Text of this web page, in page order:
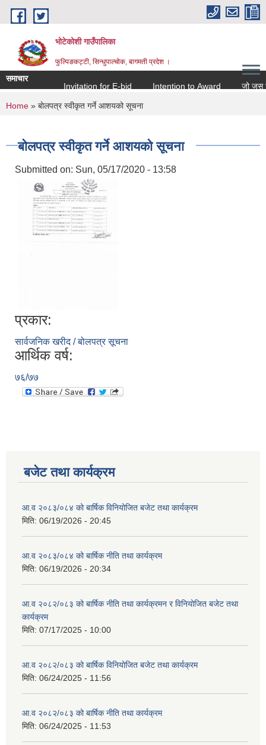
Skip to main content
भोटेकोशी गाउँपालिका
फुल्पिङकट्टी, सिन्धुपाल्चोक, बागमती प्रदेश ।
समाचार
Invitation for E-bid
Intention to Award जो जस संग
You are here
Home » बाेलपत्र स्वीकृत गर्ने आशयको सूचना
बाेलपत्र स्वीकृत गर्ने आशयको सूचना
Submitted on: Sun, 05/17/2020 - 13:58
प्रकार:
सार्वजनिक खरीद / बोलपत्र सूचना
आर्थिक वर्ष:
७६/७७
बजेट तथा कार्यक्रम
आ.व २०८३/०८४ को बार्षिक विनियोजित बजेट तथा कार्यक्रम
मिति: 06/19/2026 - 20:45
आ.व २०८३/०८४ को बार्षिक नीति तथा कार्यक्रम
मिति: 06/19/2026 - 20:34
आ.व २०८२/०८३ को बार्षिक नीति तथा कार्यक्रमन र विनियोजित बजेट तथा
कार्यक्रम
मिति: 07/17/2025 - 10:00
आ.व २०८२/०८३ को बार्षिक विनियोजित बजेट तथा कार्यक्रम
मिति: 06/24/2025 - 11:56
आ.व २०८२/०८३ को बार्षिक नीति तथा कार्यक्रम
मिति: 06/24/2025 - 11:53